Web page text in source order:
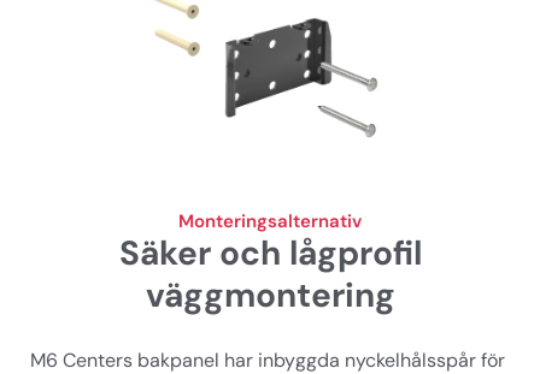
Monteringsalternativ
Säker och lågprofil
väggmontering
M6 Centers bakpanel har inbyggda nyckelhålsspår för